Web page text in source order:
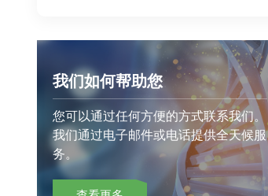
我们如何帮助您
您可以通过任何方便的方式联系我们。
我们通过电子邮件或电话提供全天候服
务。